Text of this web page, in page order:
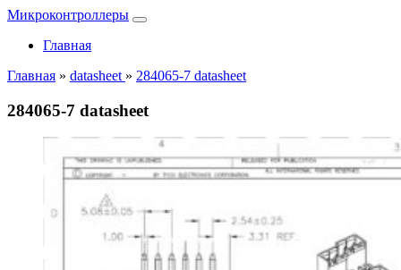
Микроконтроллеры
Главная
Главная » datasheet » 284065-7 datasheet
284065-7 datasheet